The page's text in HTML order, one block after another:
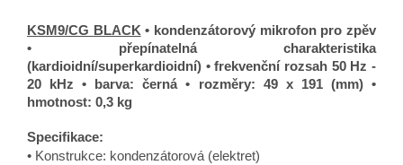
KSM9/CG BLACK• kondenzátorový mikrofon pro zpěv
• přepínatelná charakteristika
(kardioidní/superkardioidní) • frekvenční rozsah 50 Hz -
20 kHz • barva: černá • rozměry: 49 x 191 (mm) •
hmotnost: 0,3 kg
Specifikace:
• Konstrukce: kondenzátorová (elektret)